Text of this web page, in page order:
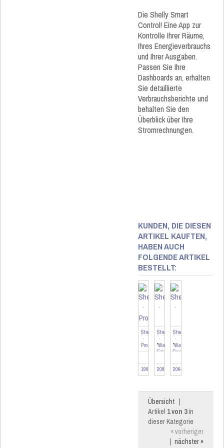
Die Shelly Smart
Control! Eine App zur
Kontrolle Ihrer Räume,
Ihres Energieverbrauchs
und Ihrer Ausgaben.
Passen Sie Ihre
Dashboards an, erhalten
Sie detaillierte
Verbrauchsberichte und
behalten Sie den
Überblick über Ihre
Stromrechnungen.
KUNDEN, DIE DIESEN
ARTIKEL KAUFTEN,
HABEN AUCH
FOLGENDE ARTIKEL
BESTELLT:
Shelly
·
Pro
·
4PM"
·
Relais
max.
190957
Shelly
·
"Wall
Frame
·
Wandtaster
Rahme...
209838
Shelly
·
"Wall
Switch
·
Wandtaster
·
206439
Übersicht |
Artikel 1 von 3in
dieser Kategorie
« vorheriger
| nächster »